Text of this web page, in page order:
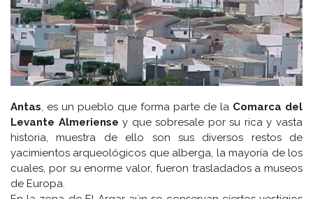
Antas , es un pueblo que forma parte de la Comarca del
Levante Almeriense y que sobresale por su rica y vasta
historia, muestra de ello son sus diversos restos de
yacimientos arqueológicos que alberga, la mayoría de los
cuales, por su enorme valor, fueron trasladados a museos
de Europa.